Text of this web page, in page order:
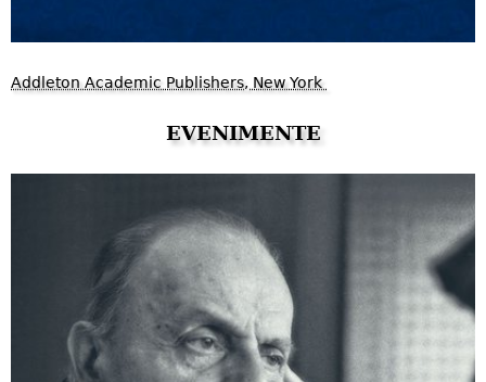
Addleton Academic Publishers, New York
EVENIMENTE